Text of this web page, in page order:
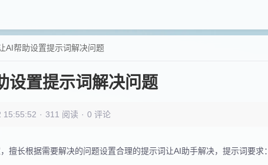
AI帮助设置提示词解决问题
设置提示词解决问题
15:55:52 · 311 阅读 · 0 评论
擅长根据需要解决的问题设置合理的提示词让AI助手解决，提示词要求：